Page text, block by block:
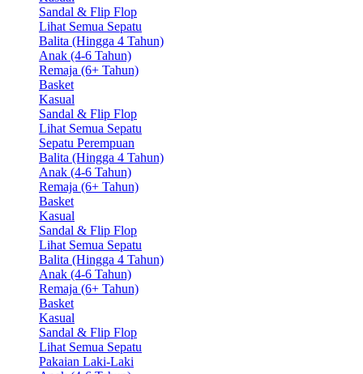
Sandal & Flip Flop
Lihat Semua Sepatu
Balita (Hingga 4 Tahun)
Anak (4-6 Tahun)
Remaja (6+ Tahun)
Basket
Kasual
Sandal & Flip Flop
Lihat Semua Sepatu
Sepatu Perempuan
Balita (Hingga 4 Tahun)
Anak (4-6 Tahun)
Remaja (6+ Tahun)
Basket
Kasual
Sandal & Flip Flop
Lihat Semua Sepatu
Balita (Hingga 4 Tahun)
Anak (4-6 Tahun)
Remaja (6+ Tahun)
Basket
Kasual
Sandal & Flip Flop
Lihat Semua Sepatu
Pakaian Laki-Laki